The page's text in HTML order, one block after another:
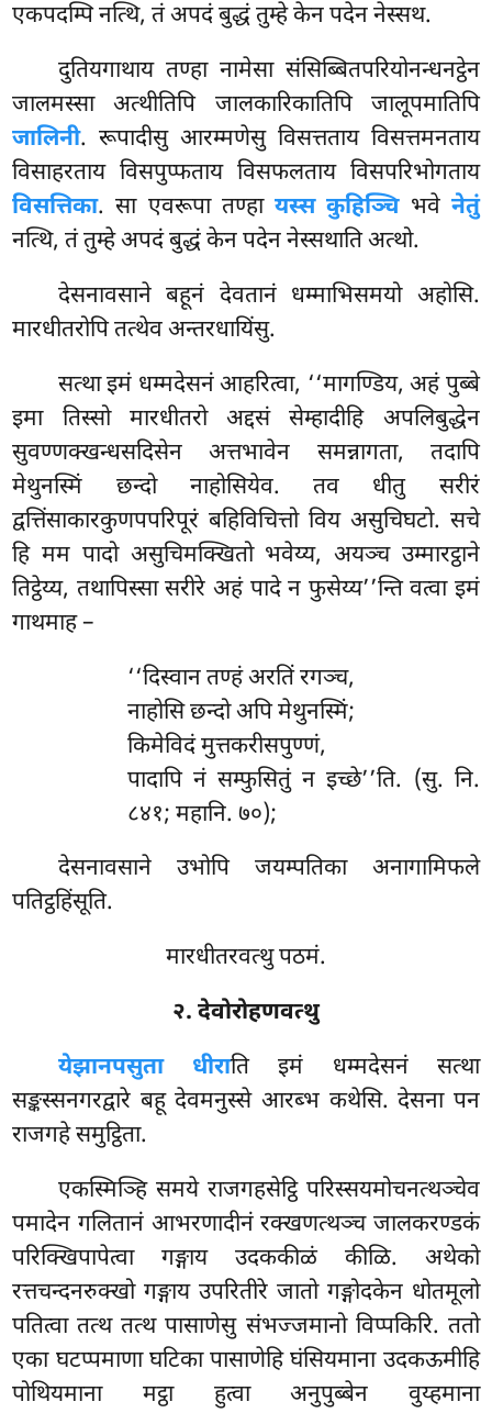
एकपदम्पिनत्थि, तं अपदं बुद्धं तुम्हे केन पदेन नेस्सथ.
दुतियगाथाय तण्हा नामेसा संसिब्बितपरियोनन्धनट्ठेन
जालमस्सा अत्थीतिपि जालकारिकातिपि जालूपमातिपि
जालिनी. रूपादीसु आरम्मणेसु विसत्तताय विसत्तमनताय
विसाहरताय विसपुप्फताय विसफलताय विसपरिभोगताय
विसत्तिका. सा एवरूपा तण्हायस्स कुहिञ्चिभवे नेतुं
नत्थि, तं तुम्हे अपदं बुद्धं केन पदेन नेस्सथाति अत्थो.
देसनावसाने बहूनं देवतानं धम्माभिसमयो अहोसि.
मारधीतरोपि तत्थेव अन्तरधायिंसु.
सत्था इमं धम्मदेसनं आहरित्वा, ‘‘मागण्डिय, अहं पुब्बे
इमा तिस्सो मारधीतरो अद्दसं सेम्हादीहि अपलिबुद्धेन
सुवण्णक्खन्धसदिसेन अत्तभावेन समन्नागता, तदापि
मेथुनस्मिं छन्दो नाहोसियेव. तव धीतु सरीरं
द्वत्तिंसाकारकुणपपरिपूरं बहिविचित्तो विय असुचिघटो. सचे
हि मम पादो असुचिमक्खितो भवेय्य, अयञ्च उम्मारट्ठाने
तिट्ठेय्य, तथापिस्सा सरीरे अहं पादे न फुसेय्य’’न्ति वत्वा इमं
गाथमाह –
‘‘दिस्वानतण्हं अरतिं रगञ्च,
नाहोसि छन्दो अपि मेथुनस्मिं;
किमेविदं मुत्तकरीसपुण्णं,
पादापि नं सम्फुसितुं न इच्छे’’ति. (सु. नि.
८४१; महानि. ७०);
देसनावसाने उभोपि जयम्पतिका अनागामिफले
पतिट्ठहिंसूति.
मारधीतरवत्थु पठमं.
२. देवोरोहणवत्थु
येझानपसुता धीराति इमं धम्मदेसनं सत्था
सङ्कस्सनगरद्वारे बहू देवमनुस्से आरब्भ कथेसि. देसना पन
राजगहे समुट्ठिता.
एकस्मिञ्हि समये राजगहसेट्ठि परिस्सयमोचनत्थञ्चेव
पमादेन गलितानं आभरणादीनं रक्खणत्थञ्च जालकरण्डकं
परिक्खिपापेत्वा गङ्गाय उदककीळं कीळि. अथेको
रत्तचन्दनरुक्खो गङ्गाय उपरितीरे जातो गङ्गोदकेन धोतमूलो
पतित्वा तत्थ तत्थ पासाणेसु संभज्जमानो विप्पकिरि. ततो
एका घटप्पमाणा घटिका पासाणेहि घंसियमाना उदकऊमीहि
पोथियमाना मट्ठा हुत्वा अनुपुब्बेन वुय्हमाना